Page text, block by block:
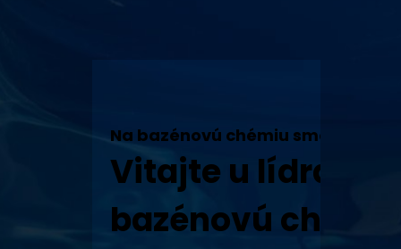
Na bazénovú chémiu sme tu my!
Vitajte u lídra v
bazénovú chémiu!